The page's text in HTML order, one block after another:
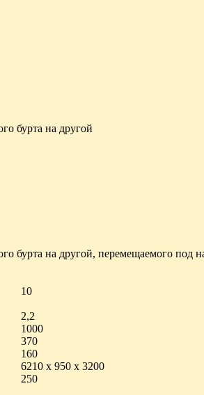
бурта на другой
бурта на другой, перемещаемого под
10
2,2
1000
370
160
6210 х 950 х 3200
250